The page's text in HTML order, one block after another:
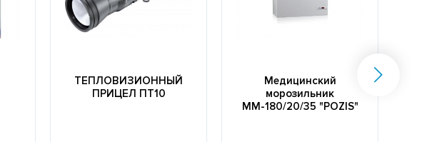
ТЕПЛОВИЗИОННЫЙ
ПРИЦЕЛ ПТ10
Медицинский
морозильник
ММ-180/20/35 "POZIS"